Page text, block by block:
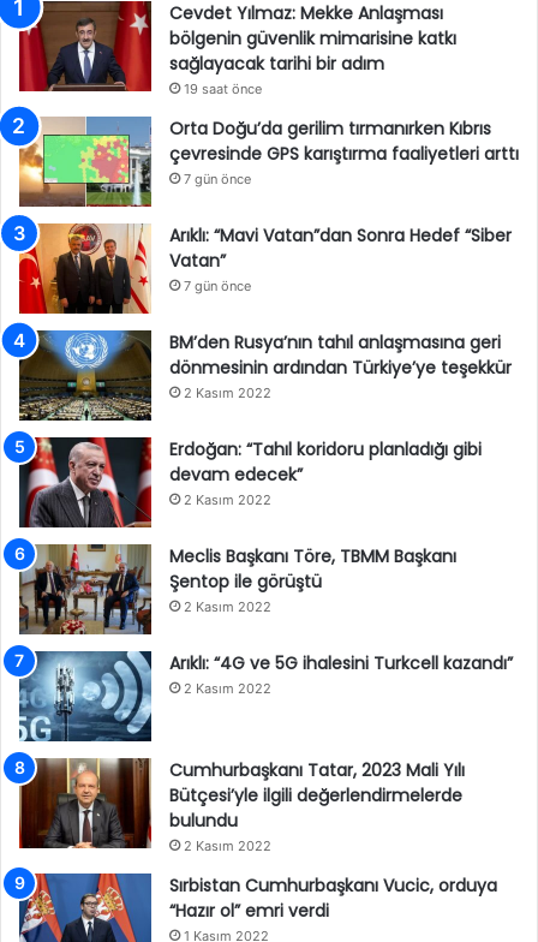
Cevdet Yılmaz: Mekke Anlaşması
bölgenin güvenlik mimarisine katkı
sağlayacak tarihi bir adım
19 saat önce
Orta Doğu’da gerilim tırmanırken Kıbrıs
çevresinde GPS karıştırma faaliyetleri arttı
7 gün önce
Arıklı: “Mavi Vatan”dan Sonra Hedef “Siber
Vatan”
7 gün önce
BM’den Rusya’nın tahıl anlaşmasına geri
dönmesinin ardından Türkiye’ye teşekkür
2 Kasım 2022
Erdoğan: “Tahıl koridoru planladığı gibi
devam edecek”
2 Kasım 2022
Meclis Başkanı Töre, TBMM Başkanı
Şentop ile görüştü
2 Kasım 2022
Arıklı: “4G ve 5G ihalesini Turkcell kazandı”
2 Kasım 2022
Cumhurbaşkanı Tatar, 2023 Mali Yılı
Bütçesi’yle ilgili değerlendirmelerde
bulundu
2 Kasım 2022
Sırbistan Cumhurbaşkanı Vucic, orduya
“Hazır ol” emri verdi
1 Kasım 2022